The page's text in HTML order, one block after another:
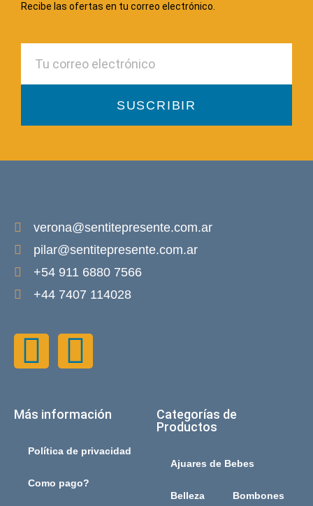
Recibe las ofertas en tu correo electrónico.
SUSCRIBIR
verona@sentitepresente.com.ar
pilar@sentitepresente.com.ar
+54 911 6880 7566
+44 7407 114028
Más información
Política de privacidad
Como pago?
Categorías de
Productos
Ajuares de Bebes
Belleza Bombones